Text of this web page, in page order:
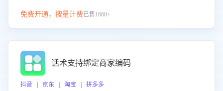
免费开通，按量计费已售1660+
话术支持绑定商家编码
抖音 | 京东 | 淘宝 | 拼多多